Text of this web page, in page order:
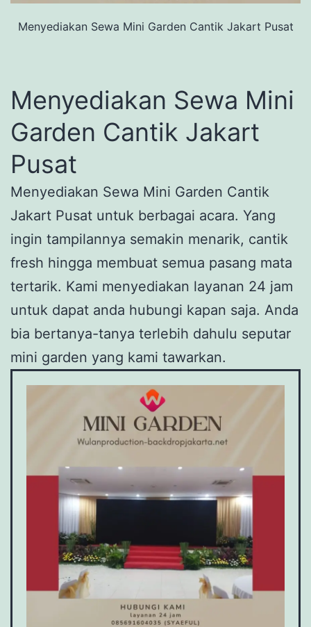
Menyediakan Sewa Mini Garden Cantik Jakart Pusat
Menyediakan Sewa Mini
Garden Cantik Jakart
Pusat
Menyediakan Sewa Mini Garden Cantik
Jakart Pusat untuk berbagai acara. Yang
ingin tampilannya semakin menarik, cantik
fresh hingga membuat semua pasang mata
tertarik. Kami menyediakan layanan 24 jam
untuk dapat anda hubungi kapan saja. Anda
bia bertanya-tanya terlebih dahulu seputar
mini garden yang kami tawarkan.